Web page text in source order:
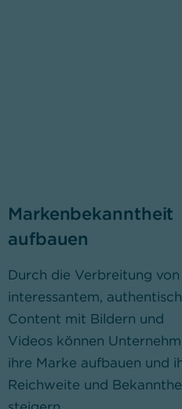
Markenbekanntheit
aufbauen
Durch die Verbreitung von
interessantem,
Content mit Bildern und
Videos können
ihre Marke aufbauen und
Reichweite und